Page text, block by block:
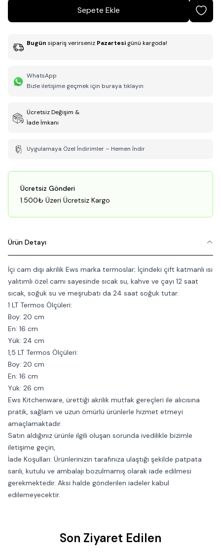
Sepete Ekle
Bugün sipariş verirseniz Pazartesi günü kargoda!
WhatsApp
Bizle iletişime geçmek için buraya tıklayın
Ücretsiz Değişim &
İade İmkanı
Uygulamaya Özel İndirimler – Hemen İndir
Ücretsiz Gönderi
1.500₺ Üzeri Ücretsiz Kargo
Ürün Detayı
İçi cam dışı akrilik Ews marka termoslar; İçindeki çift katmanlı ısı
yalıtımlı özel camı sayesinde sıcak su, kahve ve çayı 12 saat
sıcak, soğuk su ve meşrubatı da 24 saat soğuk tutar.
1 LT Termos Ölçüleri:
Boy: 20 cm
En: 16 cm
Yük: 24 cm
1,5 LT Termos Ölçüleri:
Boy: 20 cm
En: 16 cm
Yük: 26 cm
Ews Kitchenware, ürettiği akrilik mutfak gereçleri ile alıcısına
pratik, sağlam ve uzun ömürlü ürünlerle hizmet etmeyi
amaçlamaktadır.
Satın aldığınız ürünle ilgili oluşan sorunda ivedilikle bizimle
iletişime geçin,
İade Koşulları: Ürünlerinizin tarafınıza ulaştığı şekilde patpata
sarılı, kutulu ve ambalajı bozulmamış olarak iade edilmesi
gerekmektedir. Aksi halde gönderilen iadeler kabul
edilemeyecektir.
Son Ziyaret Edilen